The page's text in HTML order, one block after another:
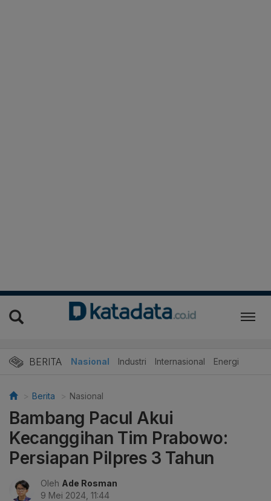
BERITA Nasional Industri Internasional Energi
Berita Nasional
Bambang Pacul Akui
Kecanggihan Tim Prabowo:
Persiapan Pilpres 3 Tahun
Oleh Ade Rosman
9 Mei 2024, 11:44